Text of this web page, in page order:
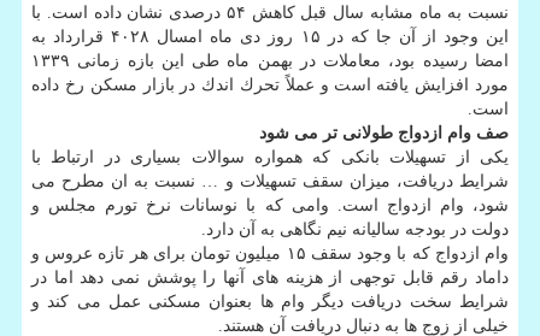
نسبت به ماه مشابه سال قبل كاهش ۵۴ درصدی نشان داده است. با
این وجود از آن جا كه در ۱۵ روز دی ماه امسال ۴۰۲۸ قرارداد به
امضا رسیده بود، معاملات در بهمن ماه طی این بازه زمانی ۱۳۳۹
مورد افزایش یافته است و عملاً تحرك اندك در بازار مسكن رخ داده
است.
صف وام ازدواج طولانی تر می شود
یكی از تسهیلات بانكی كه همواره سوالات بسیاری در ارتباط با
شرایط دریافت، میزان سقف تسهیلات و … نسبت به ان مطرح می
شود، وام ازدواج است. وامی كه با نوسانات نرخ تورم مجلس و
دولت در بودجه سالیانه نیم نگاهی به آن دارد.
وام ازدواج كه با وجود سقف ۱۵ میلیون تومان برای هر تازه عروس و
داماد رقم قابل توجهی از هزینه های آنها را پوشش نمی دهد اما در
شرایط سخت دریافت دیگر وام ها بعنوان مسكنی عمل می كند و
خیلی از زوج ها به دنبال دریافت آن هستند.